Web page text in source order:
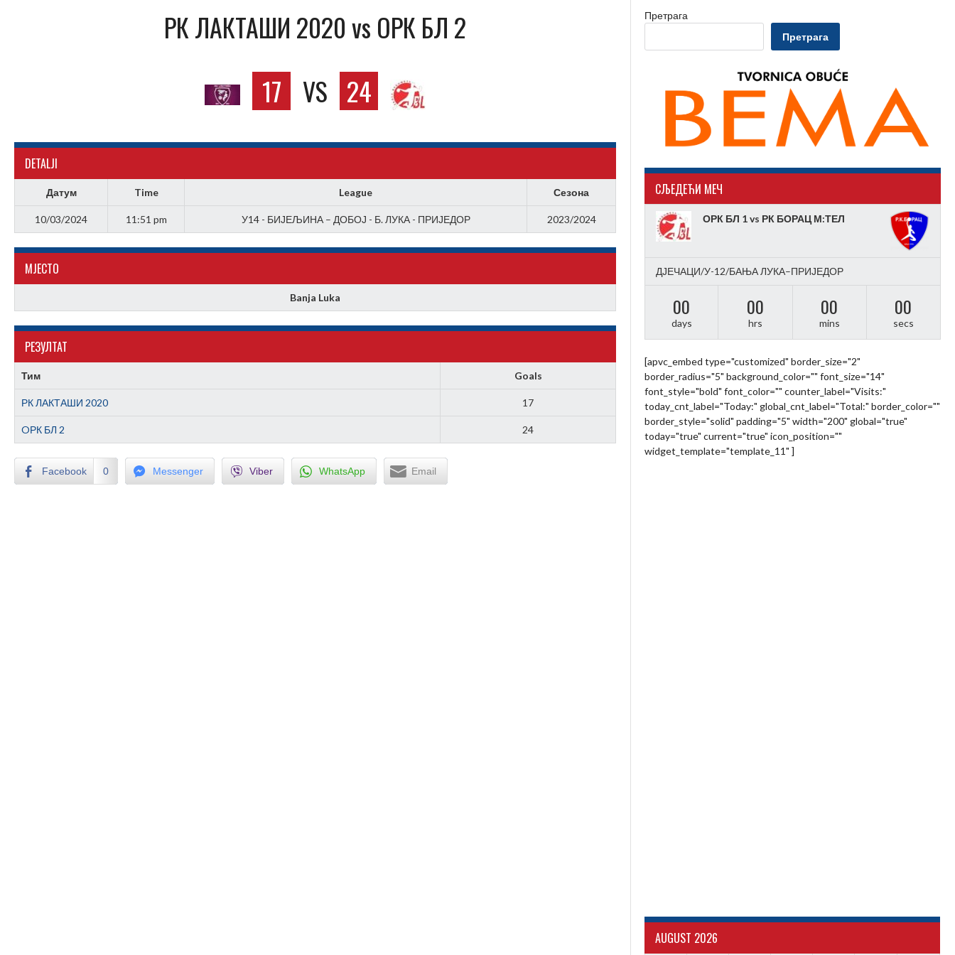
РК ЛАКТАШИ 2020 vs OРК БЛ 2
17
VS 24
DETALJI
Датум Time League Сезона
10/03/2024 11:51 pm У14 - БИЈЕЉИНА – ДОБОЈ - Б. ЛУКА - ПРИЈЕДОР 2023/2024
МJЕСТО
Banja Luka
РЕЗУЛТАТ
Тим Goals
РК ЛАКТАШИ 2020 17
OРК БЛ 2 24
Facebook 0 Messenger Viber WhatsApp Email
Претрага
Претрага
CЉЕДЕЋИ МЕЧ
ОРК БЛ 1 vs РК БОРАЦ М:ТЕЛ
ДЈЕЧАЦИ/У-12/БАЊА ЛУКА–ПРИЈЕДОР
00
days
00
hrs
00
mins
00
secs
[apvc_embed type="customized" border_size="2"
border_radius="5" background_color="" font_size="14"
font_style="bold" font_color="" counter_label="Visits:"
today_cnt_label="Today:" global_cnt_label="Total:" border_color=""
border_style="solid" padding="5" width="200" global="true"
today="true" current="true" icon_position=""
widget_template="template_11" ]
AUGUST 2026